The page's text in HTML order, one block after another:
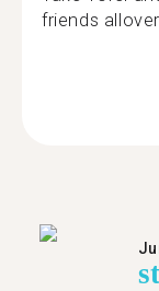
friends